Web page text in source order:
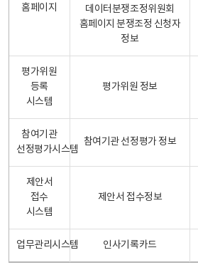
홈페이지
데이터분쟁조정위원회
홈페이지 분쟁조정 신청자
정보
평가위원
등록
시스템
평가위원 정보
참여기관
선정평가시스템
참여기관 선정평가 정보
제안서
접수
시스템
제안서 접수정보
업무관리시스템 인사기록카드